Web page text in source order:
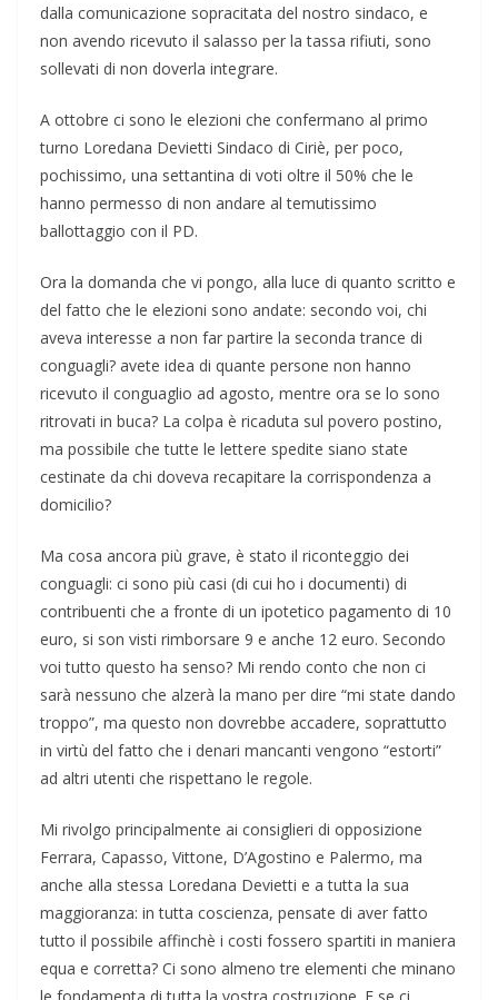
dalla comunicazione sopracitata del nostro sindaco, e
non avendo ricevuto il salasso per la tassa rifiuti, sono
sollevati di non doverla integrare.
A ottobre ci sono le elezioni che confermano al primo
turno Loredana Devietti Sindaco di Ciriè, per poco,
pochissimo, una settantina di voti oltre il 50% che le
hanno permesso di non andare al temutissimo
ballottaggio con il PD.
Ora la domanda che vi pongo, alla luce di quanto scritto e
del fatto che le elezioni sono andate: secondo voi, chi
aveva interesse a non far partire la seconda trance di
conguagli? avete idea di quante persone non hanno
ricevuto il conguaglio ad agosto, mentre ora se lo sono
ritrovati in buca? La colpa è ricaduta sul povero postino,
ma possibile che tutte le lettere spedite siano state
cestinate da chi doveva recapitare la corrispondenza a
domicilio?
Ma cosa ancora più grave, è stato il riconteggio dei
conguagli: ci sono più casi (di cui ho i documenti) di
contribuenti che a fronte di un ipotetico pagamento di 10
euro, si son visti rimborsare 9 e anche 12 euro. Secondo
voi tutto questo ha senso? Mi rendo conto che non ci
sarà nessuno che alzerà la mano per dire “mi state dando
troppo”, ma questo non dovrebbe accadere, soprattutto
in virtù del fatto che i denari mancanti vengono “estorti”
ad altri utenti che rispettano le regole.
Mi rivolgo principalmente ai consiglieri di opposizione
Ferrara, Capasso, Vittone, D’Agostino e Palermo, ma
anche alla stessa Loredana Devietti e a tutta la sua
maggioranza: in tutta coscienza, pensate di aver fatto
tutto il possibile affinchè i costi fossero spartiti in maniera
equa e corretta? Ci sono almeno tre elementi che minano